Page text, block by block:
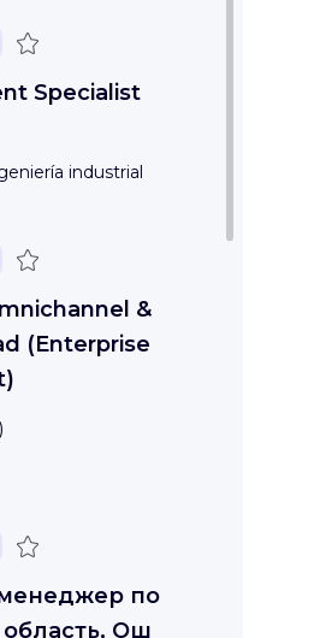
Guardar
Specialist
industrial
Guardar
&
(Enterprise
)
Guardar
по
Ош